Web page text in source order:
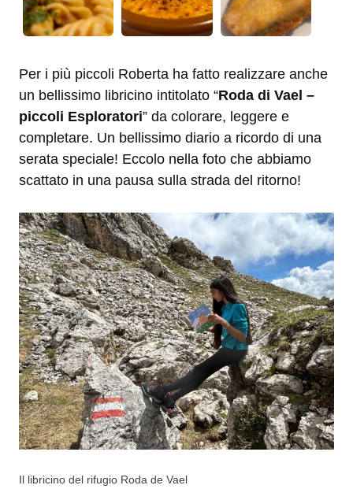
Per i più piccoli Roberta ha fatto realizzare anche
un bellissimo libricino intitolato “Roda di Vael –
piccoli Esploratori” da colorare, leggere e
completare. Un bellissimo diario a ricordo di una
serata speciale! Eccolo nella foto che abbiamo
scattato in una pausa sulla strada del ritorno!
Il libricino del rifugio Roda de Vael